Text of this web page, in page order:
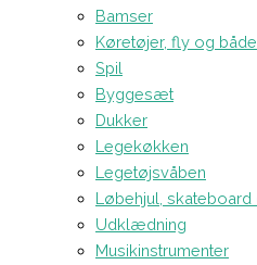
Bamser
Køretøjer, fly og både
Spil
Byggesæt
Dukker
Legekøkken
Legetøjsvåben
Løbehjul,
Udklædning
Musikinstrumenter